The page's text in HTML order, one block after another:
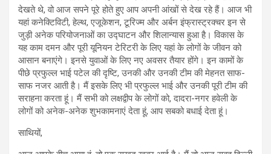
देखते थे, वो आज सपने पूरे होते हुए आप अपनी आंखों से देख रहे हैं। आज भी
यहां कनेक्टिविटी, हेल्थ, एजूकेशन, टूरिज्‍म और अर्बन इंफ्रास्ट्रक्चर इन से
जुड़ी अनेक परियोजनाओं का उद्घाटन और शिलान्यास हुआ है। विकास के
यह काम दमन और पूरी यूनियन टेरिटरी के लिए यहां के लोगों के जीवन को
आसान बनाएंगे। इनसे युवाओं के लिए नए अवसर तैयार होंगे। इन कामों के
पीछे प्रफुल्ल भाई पटेल की दृष्टि, उनकी और उनकी टीम की मेहनत साफ-
साफ नजर आती है। मैं इसके लिए भी प्रफुल्ल भाई और उनकी पूरी टीम की
सराहना करता हूं। मैं सभी को लक्षद्वीप के लोगों को, दादरा-नगर हवेली के
लोगों को अनेक-अनेक शुभकामनाएं देता हूं, आप सबको बधाई देता हूं।
साथियों,